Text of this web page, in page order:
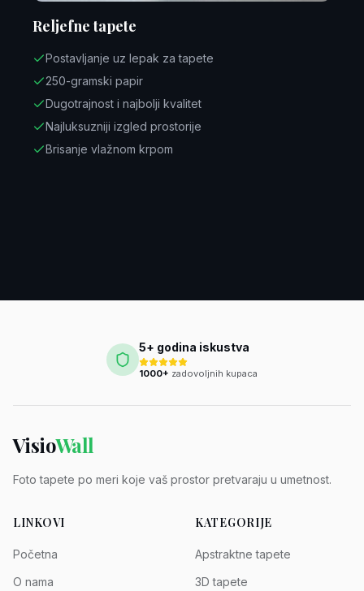
Reljefne tapete
Postavljanje uz lepak za tapete
250-gramski papir
Dugotrajnost i najbolji kvalitet
Najluksuzniji izgled prostorije
Brisanje vlažnom krpom
5+ godina iskustva
1000+ zadovoljnih kupaca
VisioWall
Foto tapete po meri koje vaš prostor pretvaraju u umetnost.
LINKOVI
Početna
O nama
KATEGORIJE
Apstraktne tapete
3D tapete